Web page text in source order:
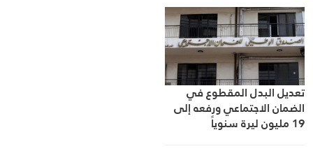
تعديل البدل المقطوع في
الضمان الاجتماعي ورفعه إلى
19 مليون ليرة سنوياً